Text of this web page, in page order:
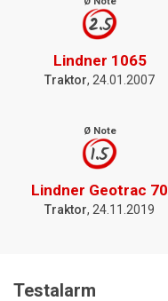
2.5
Lindner 1065
Traktor, 24.01.2007
Ø Note
1.5
Lindner Geotrac 70
Traktor, 24.11.2019
Testalarm